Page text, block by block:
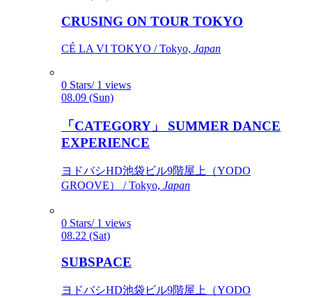
CRUSING ON TOUR TOKYO
CÉ LA VI TOKYO / Tokyo, Japan
0 Stars/ 1 views
08.09 (Sun)
「CATEGORY」 SUMMER DANCE
EXPERIENCE
ヨドバシHD池袋ビル9階屋上（YODO
GROOVE） / Tokyo, Japan
0 Stars/ 1 views
08.22 (Sat)
SUBSPACE
ヨドバシHD池袋ビル9階屋上（YODO